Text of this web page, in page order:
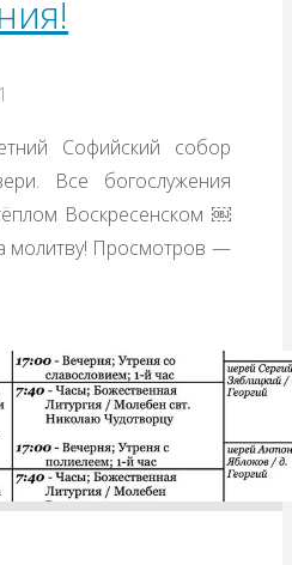
Софийский собор
Все богослужения
Воскресенском ￼
молитву! Просмотров —